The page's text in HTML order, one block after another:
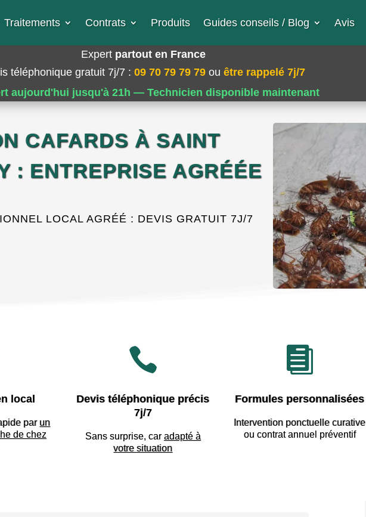
Traitements Contrats Produits Guides conseils / Blog Avis
Expert partout en France
téléphonique gratuit 7j/7 : 09 70 79 79 79 ou être rappelé 7j/7
aujourd'hui jusqu'à 21h — Technicien disponible maintenant
CAFARDS À SAINT
: ENTREPRISE AGRÉÉE
LOCAL AGRÉÉ : DEVIS GRATUIT 7J/7
local
par un
de chez

Devis téléphonique précis
7j/7
Sans surprise, car adapté à
votre situation

Formules personnalisées
Intervention ponctuelle curative
ou contrat annuel préventif